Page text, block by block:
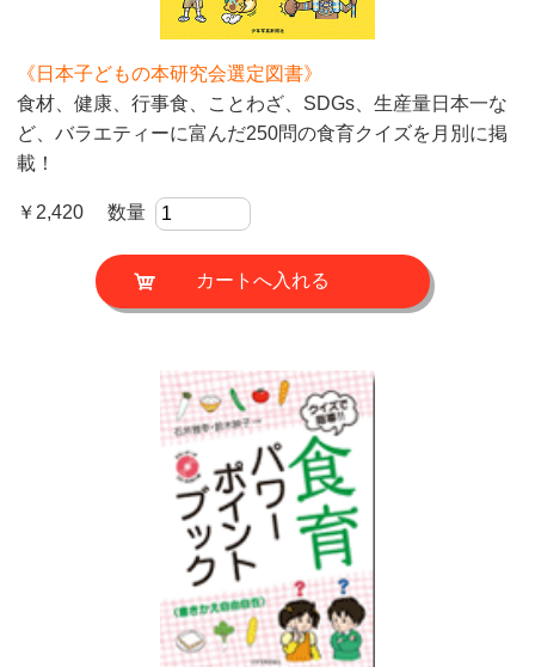
《日本子どもの本研究会選定図書》
食材、健康、行事食、ことわざ、SDGs、生産量日本一な
ど、バラエティーに富んだ250問の食育クイズを月別に掲
載！
￥2,420 数量